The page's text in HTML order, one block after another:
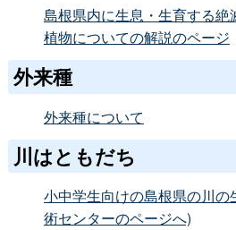
島根県内に生息・生育する
植物についての解説のページ
外来種
外来種について
川はともだち
小中学生向けの島根県の川
術センターのページへ)